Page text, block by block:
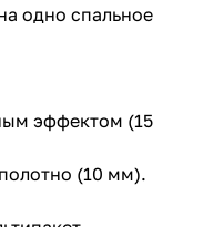
одно спальное
эффектом (15
(10 мм).